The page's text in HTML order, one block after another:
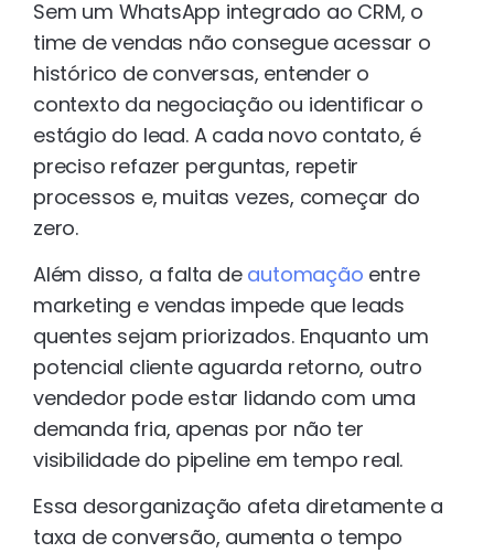
Sem um WhatsApp integrado ao CRM, o
time de vendas não consegue acessar o
histórico de conversas, entender o
contexto da negociação ou identificar o
estágio do lead. A cada novo contato, é
preciso refazer perguntas, repetir
processos e, muitas vezes, começar do
zero.
Além disso, a falta de automação entre
marketing e vendas impede que leads
quentes sejam priorizados. Enquanto um
potencial cliente aguarda retorno, outro
vendedor pode estar lidando com uma
demanda fria, apenas por não ter
visibilidade do pipeline em tempo real.
Essa desorganização afeta diretamente a
taxa de conversão, aumenta o tempo